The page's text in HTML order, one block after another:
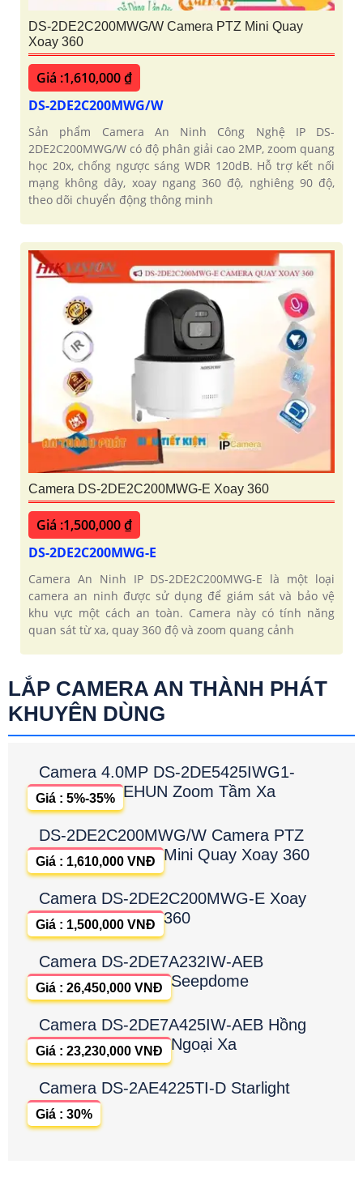
DS-2DE2C200MWG/W Camera PTZ Mini Quay
Xoay 360
Giá :1,610,000 ₫
DS-2DE2C200MWG/W
Sản phẩm Camera An Ninh Công Nghệ IP DS-
2DE2C200MWG/W có độ phân giải cao 2MP, zoom quang
học 20x, chống ngược sáng WDR 120dB. Hỗ trợ kết nối
mạng không dây, xoay ngang 360 độ, nghiêng 90 độ,
theo dõi chuyển động thông minh
Camera DS-2DE2C200MWG-E Xoay 360
Giá :1,500,000 ₫
DS-2DE2C200MWG-E
Camera An Ninh IP DS-2DE2C200MWG-E là một loại
camera an ninh được sử dụng để giám sát và bảo vệ
khu vực một cách an toàn. Camera này có tính năng
quan sát từ xa, quay 360 độ và zoom quang cảnh
LẮP CAMERA AN THÀNH PHÁT
KHUYÊN DÙNG
Camera 4.0MP DS-2DE5425IWG1-
EHUN Zoom Tầm Xa
Giá : 5%-35%
DS-2DE2C200MWG/W Camera PTZ
Mini Quay Xoay 360
Giá : 1,610,000 VNĐ
Camera DS-2DE2C200MWG-E Xoay
360
Giá : 1,500,000 VNĐ
Camera DS-2DE7A232IW-AEB
Seepdome
Giá : 26,450,000 VNĐ
Camera DS-2DE7A425IW-AEB Hồng
Ngoại Xa
Giá : 23,230,000 VNĐ
Camera DS-2AE4225TI-D Starlight
Giá : 30%